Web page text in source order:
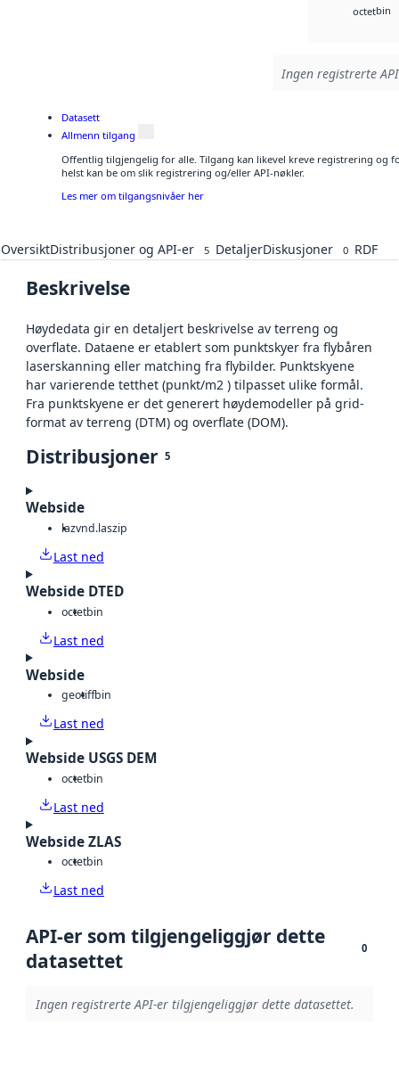
octetbin
Ingen registrerte
Datasett
Allmenn tilgang
Offentlig tilgjengelig for alle. Tilgang kan likevel kreve registrering og
helst kan be om slik registrering og/eller API-nøkler.
Les mer om tilgangsnivåer her
OversiktDistribusjoner og API-er 5 DetaljerDiskusjoner 0 RDF
Beskrivelse
Høydedata gir en detaljert beskrivelse av terreng og
overflate. Dataene er etablert som punktskyer fra flybåren
laserskanning eller matching fra flybilder. Punktskyene
har varierende tetthet (punkt/m2 ) tilpasset ulike formål.
Fra punktskyene er det generert høydemodeller på grid-
format av terreng (DTM) og overflate (DOM).
Distribusjoner 5
Webside
lazvnd.laszip
Last ned
Webside DTED
octetbin
Last ned
Webside
geotiffbin
Last ned
Webside USGS DEM
octetbin
Last ned
Webside ZLAS
octetbin
Last ned
API-er som tilgjengeliggjør dette
datasettet
0
Ingen registrerte API-er tilgjengeliggjør dette datasettet.